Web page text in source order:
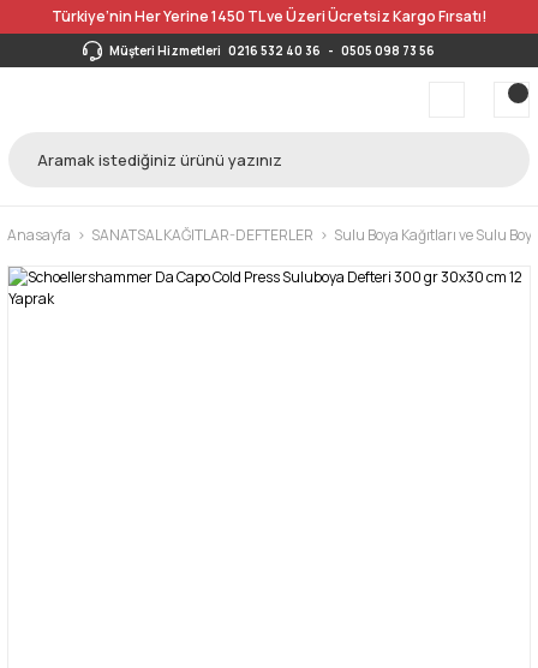
Türkiye’nin Her Yerine 1450 TL ve Üzeri Ücretsiz Kargo Fırsatı!
Müşteri Hizmetleri 0216 532 40 36 - 0505 098 73 56
Anasayfa SANATSAL KAĞITLAR-DEFTERLER Sulu Boya Kağıtları ve Sulu